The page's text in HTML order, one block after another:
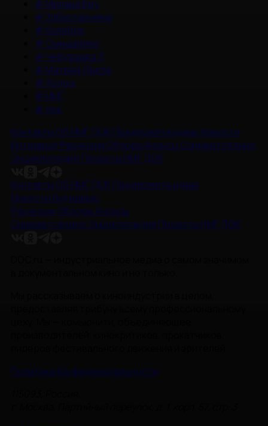
# Милана Бру
#Зубастая няня
# Колобок
# Смешарики
# Чебурашка 3
# Матвей Лыков
#Холод
# НМГ
# док
Контакты Об НМГ ДОКПредложите идею Новости
Интервью Рецензии ОбзорыАнонсы Снимается кино
Энциклопедия Проекты НМГ ДОК
Контакты Об НМГ ДОКПредложите идею
Новости Интервью
Рецензии ОбзорыАнонсы
Снимается кино Энциклопедия Проекты НМГ ДОК
Политика Конфиденциальности